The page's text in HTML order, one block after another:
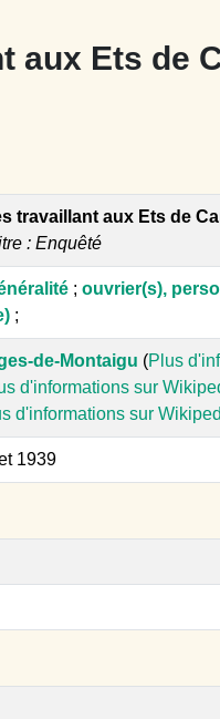
aux Ets de
travaillant aux Ets de
: Enquêté
; ouvrier(s),
;
de-Montaigu (Plus
d'informations sur
d'informations sur
1939